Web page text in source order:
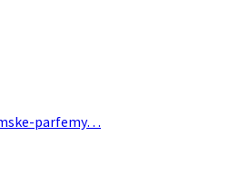
parfemy…